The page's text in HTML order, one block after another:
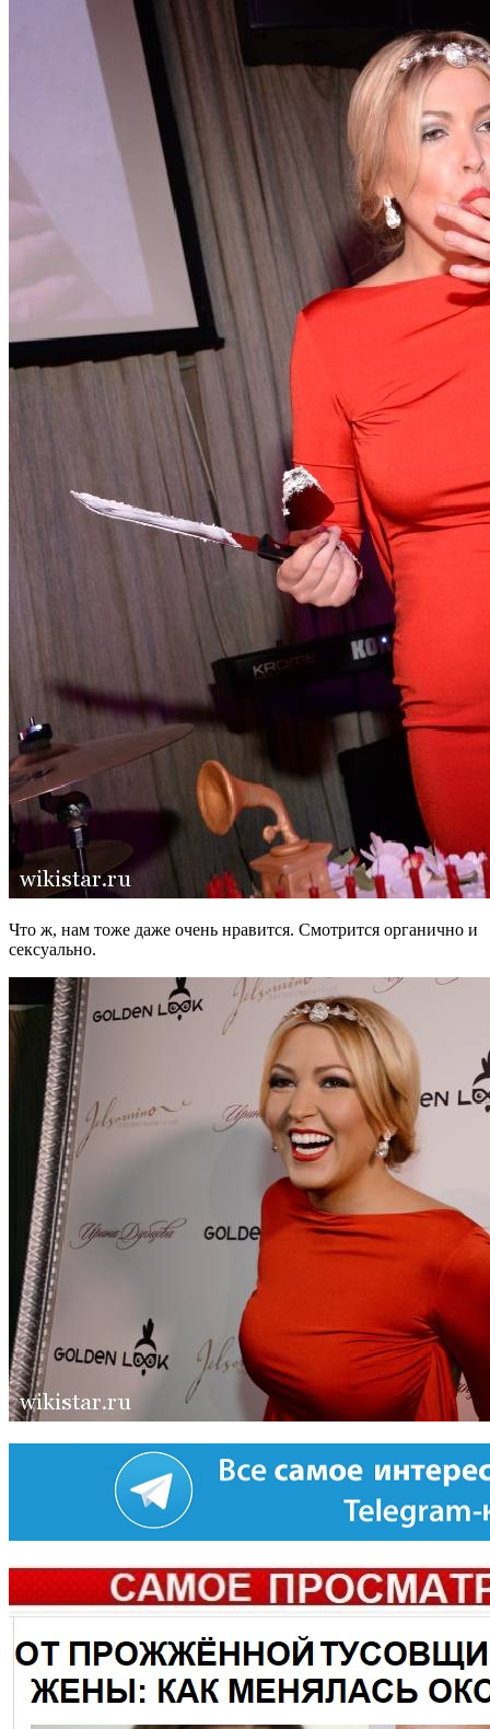
Что ж, нам тоже даже очень нравится. Смотрится органично и
сексуально.